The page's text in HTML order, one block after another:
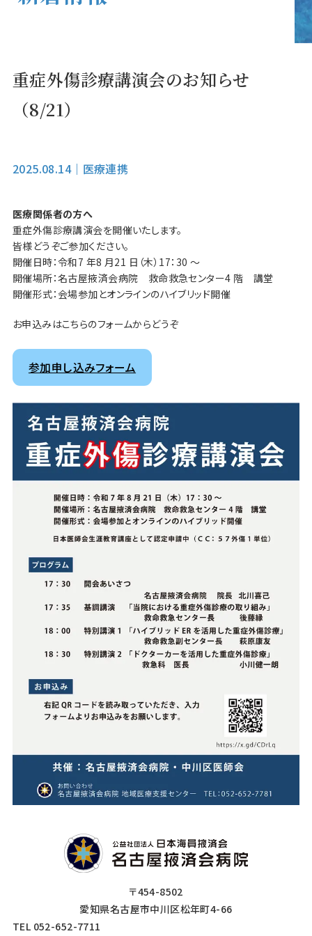
重症外傷診療講演会のお知らせ
（8/21）
2025.08.14｜ 医療連携
医療関係者の方へ
重症外傷診療講演会を開催いたします。
皆様どうぞご参加ください。
開催日時：令和7 年8 月21 日（木）17：30 ～
開催場所：名古屋掖済会病院 救命救急センター4 階 講堂
開催形式：会場参加とオンラインのハイブリッド開催
お申込みはこちらのフォームからどうぞ
参加申し込みフォーム
〒454-8502
愛知県名古屋市中川区松年町4-66
TEL 052-652-7711